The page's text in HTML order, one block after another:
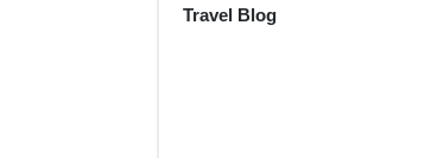
Travel Blog